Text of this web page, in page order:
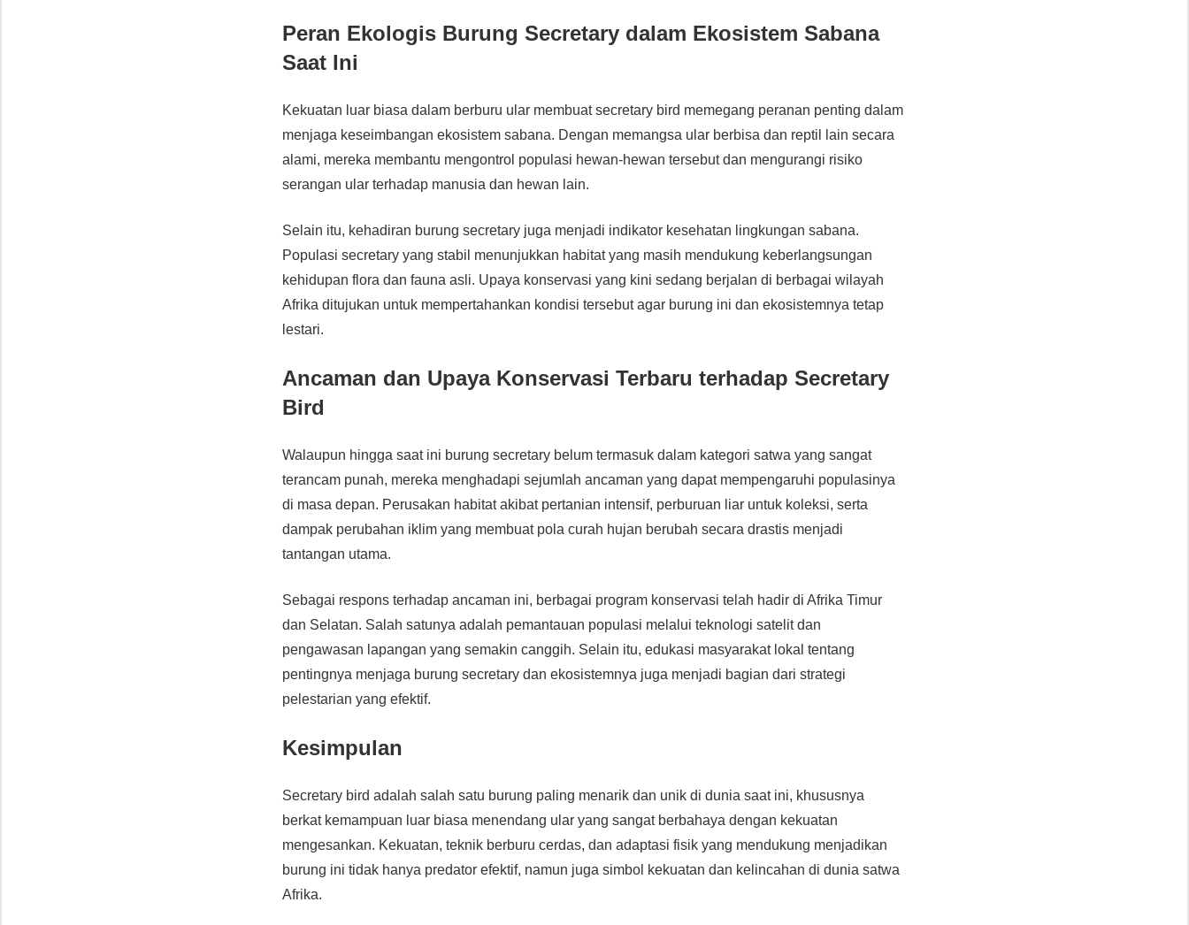
Peran Ekologis Burung Secretary dalam Ekosistem Sabana
Saat Ini
Kekuatan luar biasa dalam berburu ular membuat secretary bird memegang peranan penting dalam
menjaga keseimbangan ekosistem sabana. Dengan memangsa ular berbisa dan reptil lain secara
alami, mereka membantu mengontrol populasi hewan-hewan tersebut dan mengurangi risiko
serangan ular terhadap manusia dan hewan lain.
Selain itu, kehadiran burung secretary juga menjadi indikator kesehatan lingkungan sabana.
Populasi secretary yang stabil menunjukkan habitat yang masih mendukung keberlangsungan
kehidupan flora dan fauna asli. Upaya konservasi yang kini sedang berjalan di berbagai wilayah
Afrika ditujukan untuk mempertahankan kondisi tersebut agar burung ini dan ekosistemnya tetap
lestari.
Ancaman dan Upaya Konservasi Terbaru terhadap Secretary
Bird
Walaupun hingga saat ini burung secretary belum termasuk dalam kategori satwa yang sangat
terancam punah, mereka menghadapi sejumlah ancaman yang dapat mempengaruhi populasinya
di masa depan. Perusakan habitat akibat pertanian intensif, perburuan liar untuk koleksi, serta
dampak perubahan iklim yang membuat pola curah hujan berubah secara drastis menjadi
tantangan utama.
Sebagai respons terhadap ancaman ini, berbagai program konservasi telah hadir di Afrika Timur
dan Selatan. Salah satunya adalah pemantauan populasi melalui teknologi satelit dan
pengawasan lapangan yang semakin canggih. Selain itu, edukasi masyarakat lokal tentang
pentingnya menjaga burung secretary dan ekosistemnya juga menjadi bagian dari strategi
pelestarian yang efektif.
Kesimpulan
Secretary bird adalah salah satu burung paling menarik dan unik di dunia saat ini, khususnya
berkat kemampuan luar biasa menendang ular yang sangat berbahaya dengan kekuatan
mengesankan. Kekuatan, teknik berburu cerdas, dan adaptasi fisik yang mendukung menjadikan
burung ini tidak hanya predator efektif, namun juga simbol kekuatan dan kelincahan di dunia satwa
Afrika.